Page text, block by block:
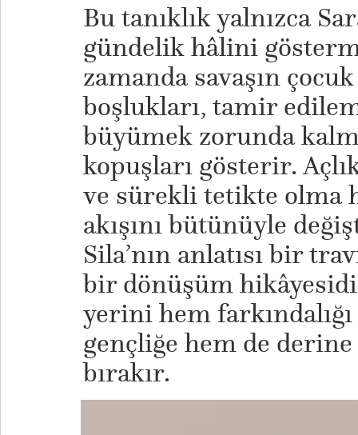
​​Bu tanıklık yalnızca
gündelik hâlini
zamanda savaşın
boşlukları, tamir
büyümek zorunda
kopuşları gösterir.
ve sürekli tetikte olma
akışını bütünüyle
Sila’nın anlatısı bir
bir dönüşüm
yerini hem
gençliğe hem de
bırakır.